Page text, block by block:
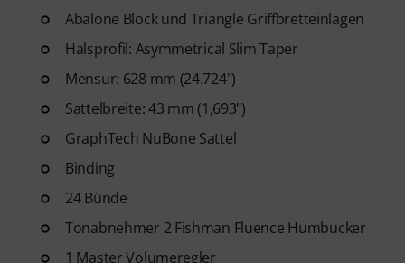
Abalone Block und Triangle Griffbretteinlagen
Halsprofil: Asymmetrical Slim Taper
Mensur: 628 mm (24.724")
Sattelbreite: 43 mm (1,693")
GraphTech NuBone Sattel
Binding
24 Bünde
Tonabnehmer 2 Fishman Fluence Humbucker
1 Master Volumeregler